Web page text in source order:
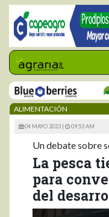
ALIMENTACIÓN
04 MAYO 2023 | 09:53 AM
Un debate sobre
La pesca
para
del